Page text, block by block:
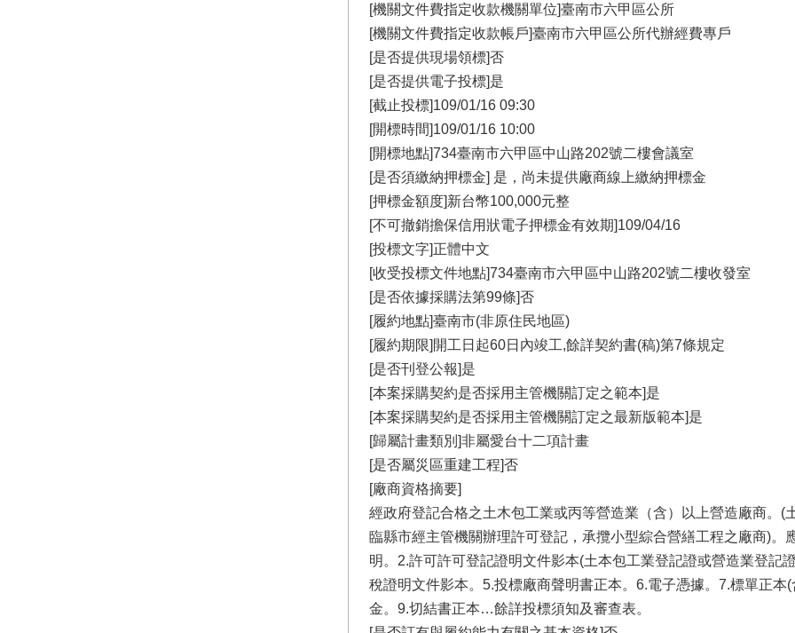
[機關文件費指定收款機關單位]臺南市六甲區公所
[機關文件費指定收款帳戶]臺南市六甲區公所代辦經費專戶
[是否提供現場領標]否
[是否提供電子投標]是
[截止投標]109/01/16 09:30
[開標時間]109/01/16 10:00
[開標地點]734臺南市六甲區中山路202號二樓會議室
[是否須繳納押標金] 是，尚未提供廠商線上繳納押標金
[押標金額度]新台幣100,000元整
[不可撤銷擔保信用狀電子押標金有效期]109/04/16
[投標文字]正體中文
[收受投標文件地點]734臺南市六甲區中山路202號二樓收發室
[是否依據採購法第99條]否
[履約地點]臺南市(非原住民地區)
[履約期限]開工日起60日內竣工,餘詳契約書(稿)第7條規定
[是否刊登公報]是
[本案採購契約是否採用主管機關訂定之範本]是
[本案採購契約是否採用主管機關訂定之最新版範本]是
[歸屬計畫類別]非屬愛台十二項計畫
[是否屬災區重建工程]否
[廠商資格摘要]
經政府登記合格之土木包工業或丙等營造業（含）以上營造廠商。(
臨縣市經主管機關辦理許可登記，承攬小型綜合營繕工程之廠商)。
明。2.許可許可登記證明文件影本(土本包工業登記證或營造業登記
稅證明文件影本。5.投標廠商聲明書正本。6.電子憑據。7.標單正本
金。9.切結書正本…餘詳投標須知及審查表。